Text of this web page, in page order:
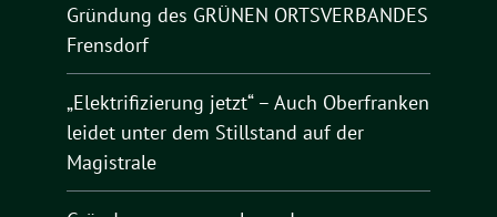
Gründung des GRÜNEN ORTSVERBANDES
Frensdorf
„Elektrifizierung jetzt“ – Auch Oberfranken
leidet unter dem Stillstand auf der
Magistrale